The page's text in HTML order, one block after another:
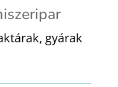
gyárak